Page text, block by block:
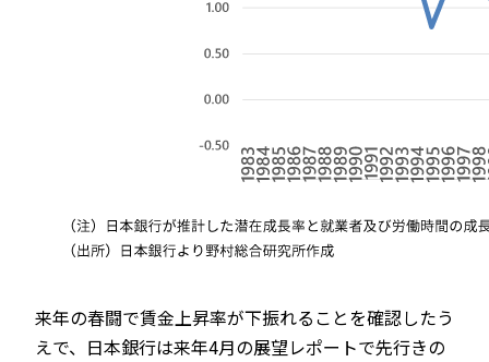
来年の春闘で賃金上昇率が下振れることを確認したう
えで、日本銀行は来年4月の展望レポートで先行きの